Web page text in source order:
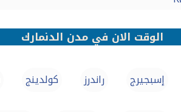
الوقت الان في مدن الدنمارك
إسبجيرج راندرز كولدينج